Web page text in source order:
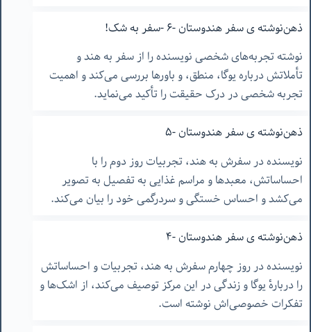
ذهن‌نوشته ‌ی سفر هندوستان -۶ -سفر به شک!
نوشته تجربه‌های شخصی نویسنده را از سفر به هند و
تأملاتش درباره یوگا، منطق، و باورها بررسی می‌کند و اهمیت
تجربه شخصی در درک حقیقت را تأکید می‌نماید.
ذهن‌نوشته ‌ی سفر هندوستان -۵
نویسنده در سفرش به هند، تجربیات روز دوم را با
احساساتش، معبدها و مراسم غذایی به تفصیل به تصویر
می‌کشد و احساس خستگی و سردرگمی خود را بیان می‌کند.
ذهن‌نوشته ‌ی سفر هندوستان -۴
نویسنده در روز چهارم سفرش به هند، تجربیات و احساساتش
را دربارهٔ یوگا و زندگی در این مرکز توصیف می‌کند، از اشک‌ها و
تفکرات خصوصی‌اش نوشته است.